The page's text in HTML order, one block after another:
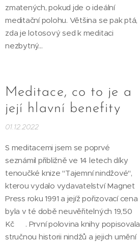
zmatených, pokud jde o ideální
meditační polohu. Většina se pak ptá,
zda je lotosový sed k meditaci
nezbytný...
Meditace, co to je a
její hlavní benefity
01.12.2022
S meditacemi jsem se poprvé
seznámil přibližně ve 14 letech díky
tenoučké knize "Tajemní nindžové",
kterou vydalo vydavatelství Magnet
Press roku 1991 a jejíž pořizovací cena
byla v té době neuvěřitelných 19,50
Kč 😆. První polovina knihy popisovala
stručnou historii nindžů a jejich umění